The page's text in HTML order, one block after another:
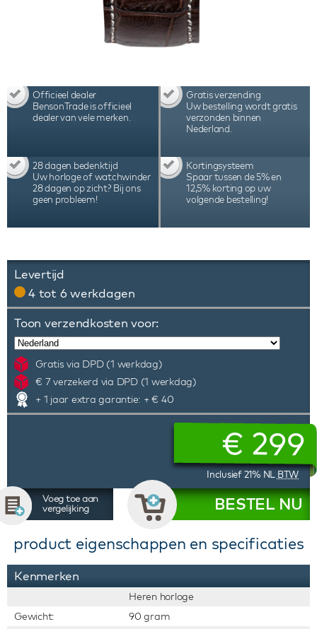
Officieel dealer
BensonTrade is officieel
dealer van vele merken.
Gratis verzending
Uw bestelling wordt gratis
verzonden binnen
Nederland.
28 dagen bedenktijd
Uw horloge of watchwinder
28 dagen op zicht? Bij ons
geen probleem!
Kortingsysteem
Spaar tussen de 5% en
12,5% korting op uw
volgende bestelling!
Levertijd
4 tot 6 werkdagen
Toon verzendkosten voor:
Gratis via DPD (1 werkdag)
€ 7 verzekerd via DPD (1 werkdag)
+ 1 jaar extra garantie: + € 40
€ 299
Inclusief 21% NL BTW
Voeg toe aan
vergelijking
BESTEL NU
product eigenschappen en specificaties
Kenmerken
Heren horloge
Gewicht:
90 gram